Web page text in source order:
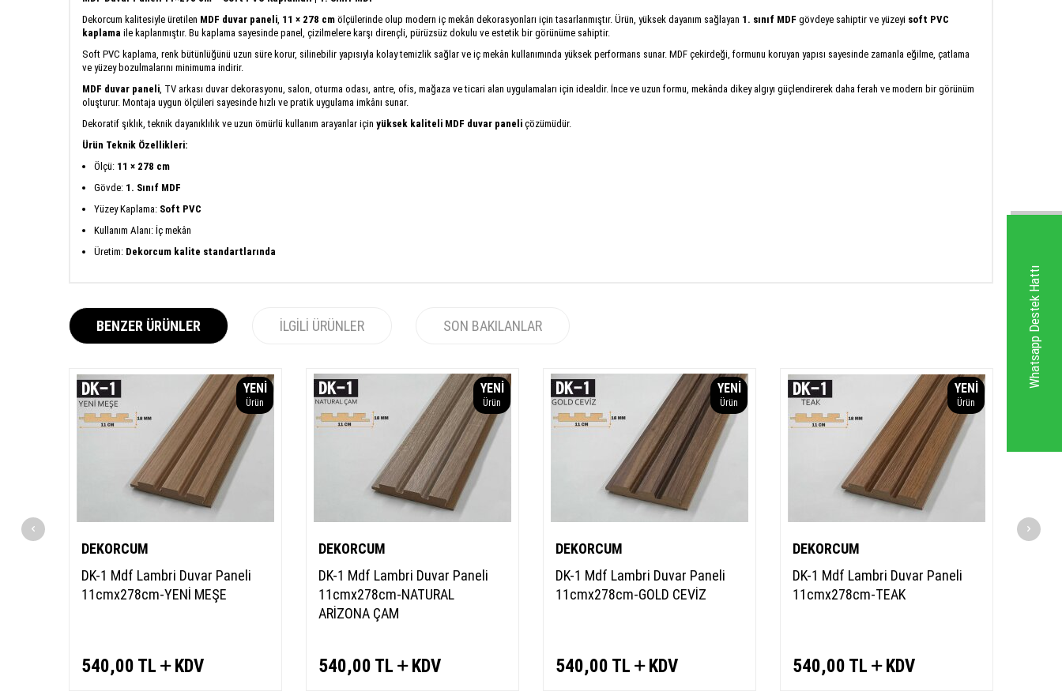
Whatsapp Destek Hattı
Dekorcum kalitesiyle üretilen MDF duvar paneli 11 × 278 cm ölçülerinde olup modern iç mekân dekorasyonları için tasarlanmıştır. Ürün, yüksek dayanım sağlayan 1. sınıf MDF gövdeye sahiptir ve yüzeyi soft PVC
kaplama ile kaplanmıştır. Bu kaplama sayesinde panel, çizilmelere karşı dirençli, pürüzsüz dokulu ve estetik bir görünüme sahiptir.
Soft PVC kaplama, renk bütünlüğünü uzun süre korur, silinebilir yapısıyla kolay temizlik sağlar ve iç mekân kullanımında yüksek performans sunar. MDF çekirdeği, formunu koruyan yapısı sayesinde zamanla eğilme, çatlama
ve yüzey bozulmalarını minimuma indirir.
MDF duvar paneli , TV arkası duvar dekorasyonu, salon, oturma odası, antre, ofis, mağaza ve ticari alan uygulamaları için idealdir. İnce ve uzun formu, mekânda dikey algıyı güçlendirerek daha ferah ve modern bir görünüm
oluşturur. Montaja uygun ölçüleri sayesinde hızlı ve pratik uygulama imkânı sunar.
Dekoratif şıklık, teknik dayanıklılık ve uzun ömürlü kullanım arayanlar için yüksek kaliteli MDF duvar paneli çözümüdür.
Ürün Teknik Özellikleri:
Ölçü: 11 × 278 cm
Gövde: 1. Sınıf MDF
Yüzey Kaplama: Soft PVC
Kullanım Alanı: İç mekân
Üretim: Dekorcum kalite standartlarında
BENZER ÜRÜNLER İLGILI ÜRÜNLER SON BAKILANLAR
YENI
Ürün
DEKORCUM
DK-1 Mdf Lambri Duvar Paneli
11cmx278cm-YENİ MEŞE
540,00 TL KDV
YENI
Ürün
DEKORCUM
DK-1 Mdf Lambri Duvar Paneli
11cmx278cm-NATURAL
ARİZONA ÇAM
540,00 TL KDV
YENI
Ürün
DEKORCUM
DK-1 Mdf Lambri Duvar Paneli
11cmx278cm-GOLD CEVİZ
540,00 TL KDV
YENI
Ürün
DEKORCUM
DK-1 Mdf Lambri Duvar Paneli
11cmx278cm-TEAK
540,00 TL KDV